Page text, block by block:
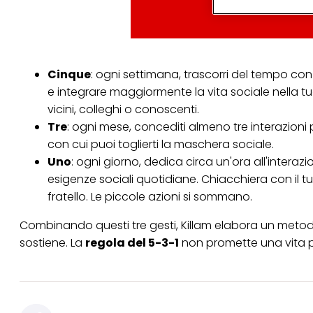
Cinque: ogni settimana, trascorri del tempo
e integrare maggiormente la vita sociale nella
vicini, colleghi o conoscenti.
Tre: ogni mese, concediti almeno tre
con cui puoi toglierti la maschera sociale.
Uno: ogni giorno, dedica circa un'ora
esigenze sociali quotidiane. Chiacchiera con il
fratello. Le piccole azioni si sommano.
Combinando questi tre gesti, Killam elabora un
sostiene. La regola del 5-3-1 non promette una vita
identificati) su
misurare e
collegata nel piè di
qualsiasi momento
collegata nel piè di
Se fai clic su
tuoi dati personali
necessari per